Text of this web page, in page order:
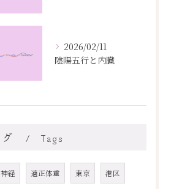
2026/02/11
陰陽五行と内臓
Tags
経 適正体重 東京 港区